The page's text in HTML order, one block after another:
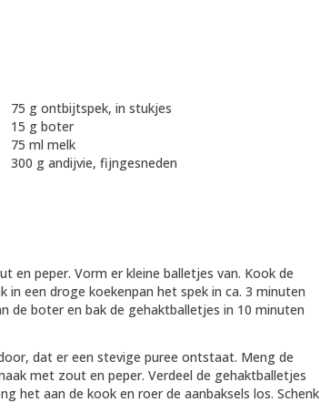
75 g ontbijtspek, in stukjes
15 g boter
75 ml melk
300 g andijvie, fijngesneden
peper. Vorm er kleine balletjes van. Kook de
een droge koekenpan het spek in ca. 3 minuten
de boter en bak de gehaktballetjes in 10 minuten
dat er een stevige puree ontstaat. Meng de
met zout en peper. Verdeel de gehaktballetjes
het aan de kook en roer de aanbaksels los. Schenk